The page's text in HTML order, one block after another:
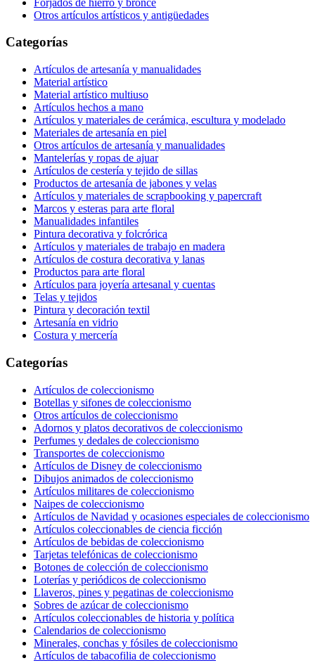
Otros artículos artísticos y antigüedades
Categorías
Artículos de artesanía y manualidades
Material artístico
Material artístico multiuso
Artículos hechos a mano
Artículos y materiales de cerámica, escultura y modelado
Materiales de artesanía en piel
Otros artículos de artesanía y manualidades
Mantelerías y ropas de ajuar
Artículos de cestería y tejido de sillas
Productos de artesanía de jabones y velas
Artículos y materiales de scrapbooking y papercraft
Marcos y esteras para arte floral
Manualidades infantiles
Pintura decorativa y folcrórica
Artículos y materiales de trabajo en madera
Artículos de costura decorativa y lanas
Productos para arte floral
Artículos para joyería artesanal y cuentas
Telas y tejidos
Pintura y decoración textil
Artesanía en vidrio
Costura y mercería
Categorías
Artículos de coleccionismo
Botellas y sifones de coleccionismo
Otros artículos de coleccionismo
Adornos y platos decorativos de coleccionismo
Perfumes y dedales de coleccionismo
Transportes de coleccionismo
Artículos de Disney de coleccionismo
Dibujos animados de coleccionismo
Artículos militares de coleccionismo
Naipes de coleccionismo
Artículos de Navidad y ocasiones especiales de coleccionismo
Artículos coleccionables de ciencia ficción
Artículos de bebidas de coleccionismo
Tarjetas telefónicas de coleccionismo
Botones de colección de coleccionismo
Loterías y periódicos de coleccionismo
Llaveros, pines y pegatinas de coleccionismo
Sobres de azúcar de coleccionismo
Artículos coleccionables de historia y política
Calendarios de coleccionismo
Minerales, conchas y fósiles de coleccionismo
Artículos de tabacofilia de coleccionismo